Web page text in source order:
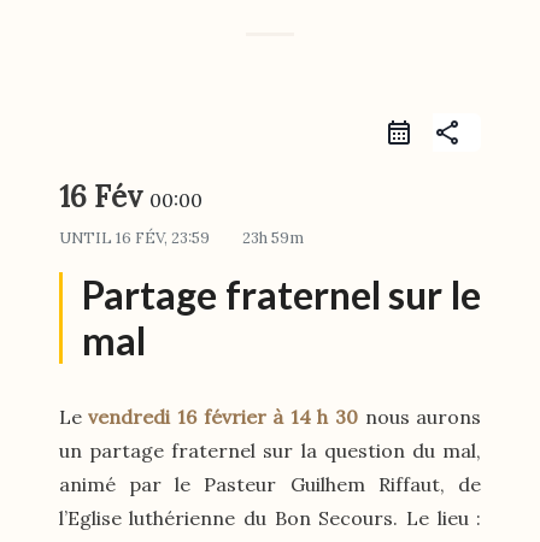
share
16 Fév 00:00
UNTIL 16 FÉV, 23:59 23h 59m
Partage fraternel sur le
mal
Levendredi 16 février à 14 h 30 nous aurons
un partage fraternel sur la question du mal,
animé par le Pasteur Guilhem Riffaut, de
l’Eglise luthérienne du Bon Secours. Le lieu :